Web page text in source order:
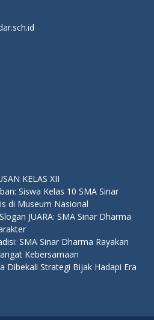
KELAS XII
Siswa Kelas 10 SMA Sinar
di Museum Nasional
JUARA: SMA Sinar Dharma
SMA Sinar Dharma Rayakan
Kebersamaan
Dibekali Strategi Bijak Hadapi Era